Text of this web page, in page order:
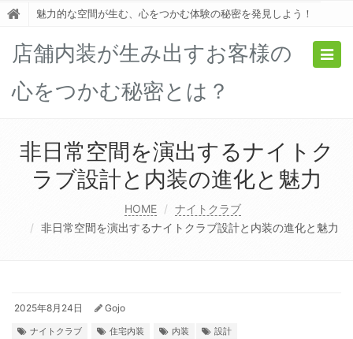
魅力的な空間が生む、心をつかむ体験の秘密を発見しよう！
店舗内装が生み出すお客様の
心をつかむ秘密とは？
非日常空間を演出するナイトク
ラブ設計と内装の進化と魅力
HOME
ナイトクラブ
非日常空間を演出するナイトクラブ設計と内装の進化と魅力
2025年8月24日 Gojo
ナイトクラブ 住宅内装 内装 設計